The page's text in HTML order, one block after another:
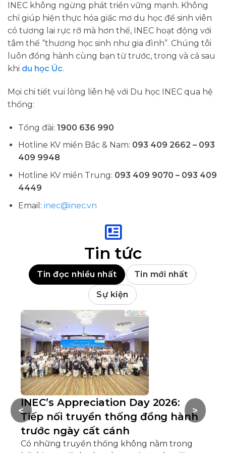
INEC không ngừng phát triển vững mạnh. Không
chỉ giúp hiện thực hóa giấc mơ du học để sinh viên
có tương lai rực rỡ mà hơn thế, INEC hoạt động với
tâm thế “thương học sinh như gia đình”. Chúng tôi
luôn đồng hành cùng bạn từ trước, trong và cả sau
khi du học Úc.
Mọi chi tiết vui lòng liên hệ với Du học INEC qua hệ
thống:
Tổng đài: 1900 636 990
Hotline KV miền Bắc & Nam: 093 409 2662 – 093
409 9948
Hotline KV miền Trung: 093 409 9070 – 093 409
4449
Email: inec@inec.vn
Tin tức
Tin đọc nhiều nhất Tin mới nhất
Sự kiện
INEC’s Appreciation Day 2026:
Tiếp nối truyền thống đồng hành
trước ngày cất cánh
Có những truyền thống không nằm trong
>
<